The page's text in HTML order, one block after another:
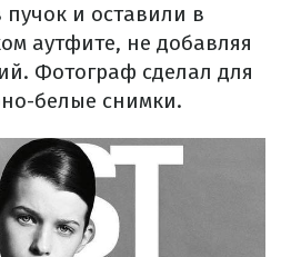
и оставили в
аутфите, не добавляя
Фотограф сделал для
белые снимки.